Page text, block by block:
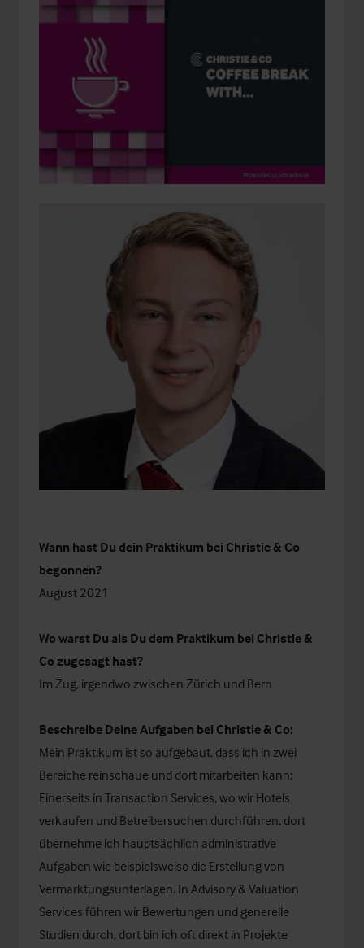
Wann hast Du dein Praktikum bei Christie & Co
begonnen?
August 2021
Wo warst Du als Du dem Praktikum bei Christie &
Co zugesagt hast?
Im Zug, irgendwo zwischen Zürich und Bern
Beschreibe Deine Aufgaben bei Christie & Co:
Mein Praktikum ist so aufgebaut, dass ich in zwei
Bereiche reinschaue und dort mitarbeiten kann:
Einerseits in Transaction Services, wo wir Hotels
verkaufen und Betreibersuchen durchführen, dort
übernehme ich hauptsächlich administrative
Aufgaben wie beispielsweise die Erstellung von
Vermarktungsunterlagen. In Advisory & Valuation
Services führen wir Bewertungen und generelle
Studien durch, dort bin ich oft direkt in Projekte